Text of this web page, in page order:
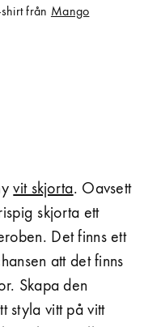
shirt från Mango
vit skjorta. Oavsett
skjorta ett
Det finns ett
att det finns
Skapa den
styla vitt på vitt